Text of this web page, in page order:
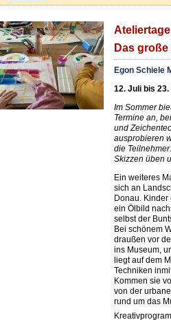
Das
Egon Schiele
12. Juli bis
Im Sommer
Termine an,
und
ausprobieren
die
Skizzen üben
Ein weiteres
sich an
Donau.
ein Ölbild
selbst der
Bei schönem
draußen vor
ins Museum,
liegt auf dem
Techniken
Kommen sie
von der
rund um das